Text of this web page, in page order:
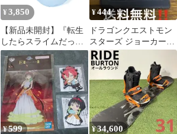
¥ 3,850
【新品未開封】『転生
したらスライムだった
件』リムル様とお昼寝
したくなるクッション
【正規品】
¥444
ドラゴンクエストモン
スターズ ジョーカー
3DSでも遊べます♪ 送料
無料‼️
¥599 ¥34,600